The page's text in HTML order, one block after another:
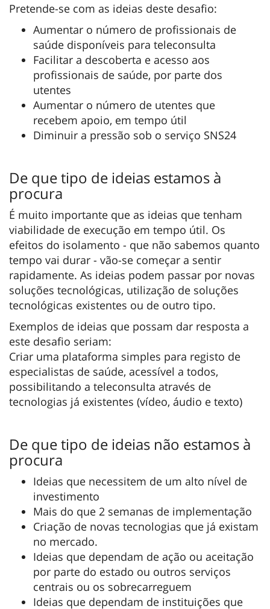
Pretende-se com as ideias deste desafio:
Aumentar o número de profissionais de
saúde disponíveis para teleconsulta
Facilitar a descoberta e acesso aos
profissionais de saúde, por parte dos
utentes
Aumentar o número de utentes que
recebem apoio, em tempo útil
Diminuir a pressão sob o serviço SNS24
De que tipo de ideias estamos à
procura
É muito importante que as ideias que tenham
viabilidade de execução em tempo útil. Os
efeitos do isolamento - que não sabemos quanto
tempo vai durar - vão-se começar a sentir
rapidamente. As ideias podem passar por novas
soluções tecnológicas, utilização de soluções
tecnológicas existentes ou de outro tipo.
Exemplos de ideias que possam dar resposta a
este desafio seriam:
Criar uma plataforma simples para registo de
especialistas de saúde, acessível a todos,
possibilitando a teleconsulta através de
tecnologias já existentes (vídeo, áudio e texto)
De que tipo de ideias não estamos à
procura
Ideias que necessitem de um alto nível de
investimento
Mais do que 2 semanas de implementação
Criação de novas tecnologias que já existam
no mercado.
Ideias que dependam de ação ou aceitação
por parte do estado ou outros serviços
centrais ou os sobrecarreguem
Ideias que dependam de instituições que